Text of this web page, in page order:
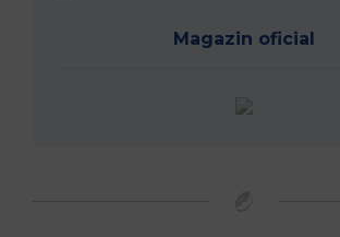
Magazin oficial